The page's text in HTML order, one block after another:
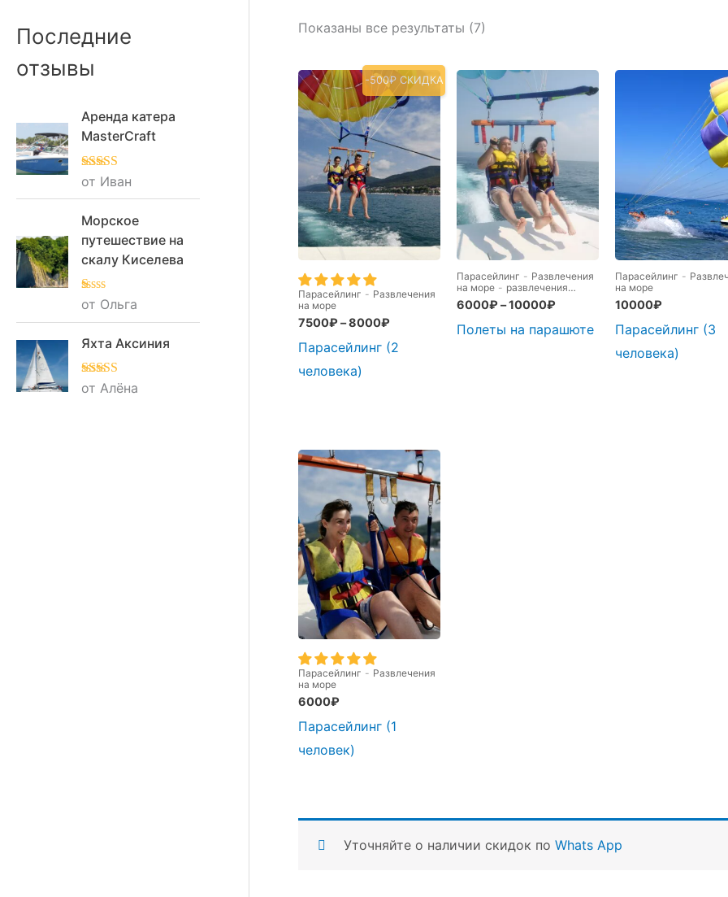
Последние
отзывы
Аренда катера
MasterCraft
Оценка5
от Иван
Морское
путешествие на
скалу Киселева
О
а
из
от Ольга
Яхта Аксиния
Оценка5из
от Алёна
Показаны все результаты (7)
-500₽ СКИДКА
Парасейлинг - Развлечения
на море
7500₽ –8000₽
Парасейлинг (2
человека)
Парасейлинг - Развлечения
на море - развлечения
утром
6000₽ –10000₽
Полеты на парашюте
Парасейлинг -
на море
10000₽
Парасейлинг (3
человека)
Парасейлинг - Развлечения
на море
6000₽
Парасейлинг (1
человек)
Уточняйте о наличии скидок по Whats App